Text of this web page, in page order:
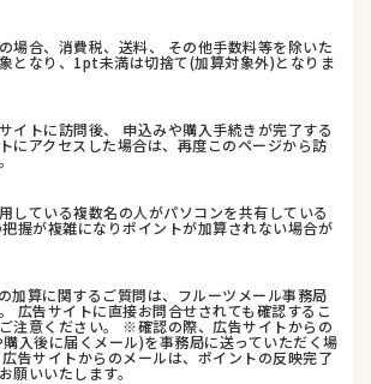
場合、消費税、送料、 その他手数料等を除いた
となり、1pt未満は切捨て(加算対象外)となりま
イトに訪問後、 申込みや購入手続きが完了する
にアクセスした場合は、再度このページから訪
している複数名の人がパソコンを共有している
握が複雑になりポイントが加算されない場合が
加算に関するご質問は、フルーツメール事務局
広告サイトに直接お問合せされても確認するこ
注意ください。 ※確認の際、広告サイトからの
入後に届くメール)を事務局に送っていただく場
告サイトからのメールは、ポイントの反映完了
願いいたします。